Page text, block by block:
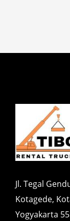
Jl. Tegal
Kotagede,
Yogyakarta